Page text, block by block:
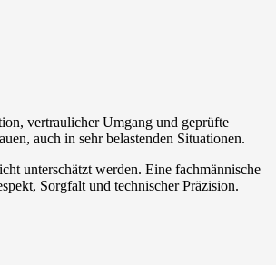
vertraulicher Umgang und geprüfte
auch in sehr belastenden Situationen.
unterschätzt werden. Eine fachmännische
Sorgfalt und technischer Präzision.